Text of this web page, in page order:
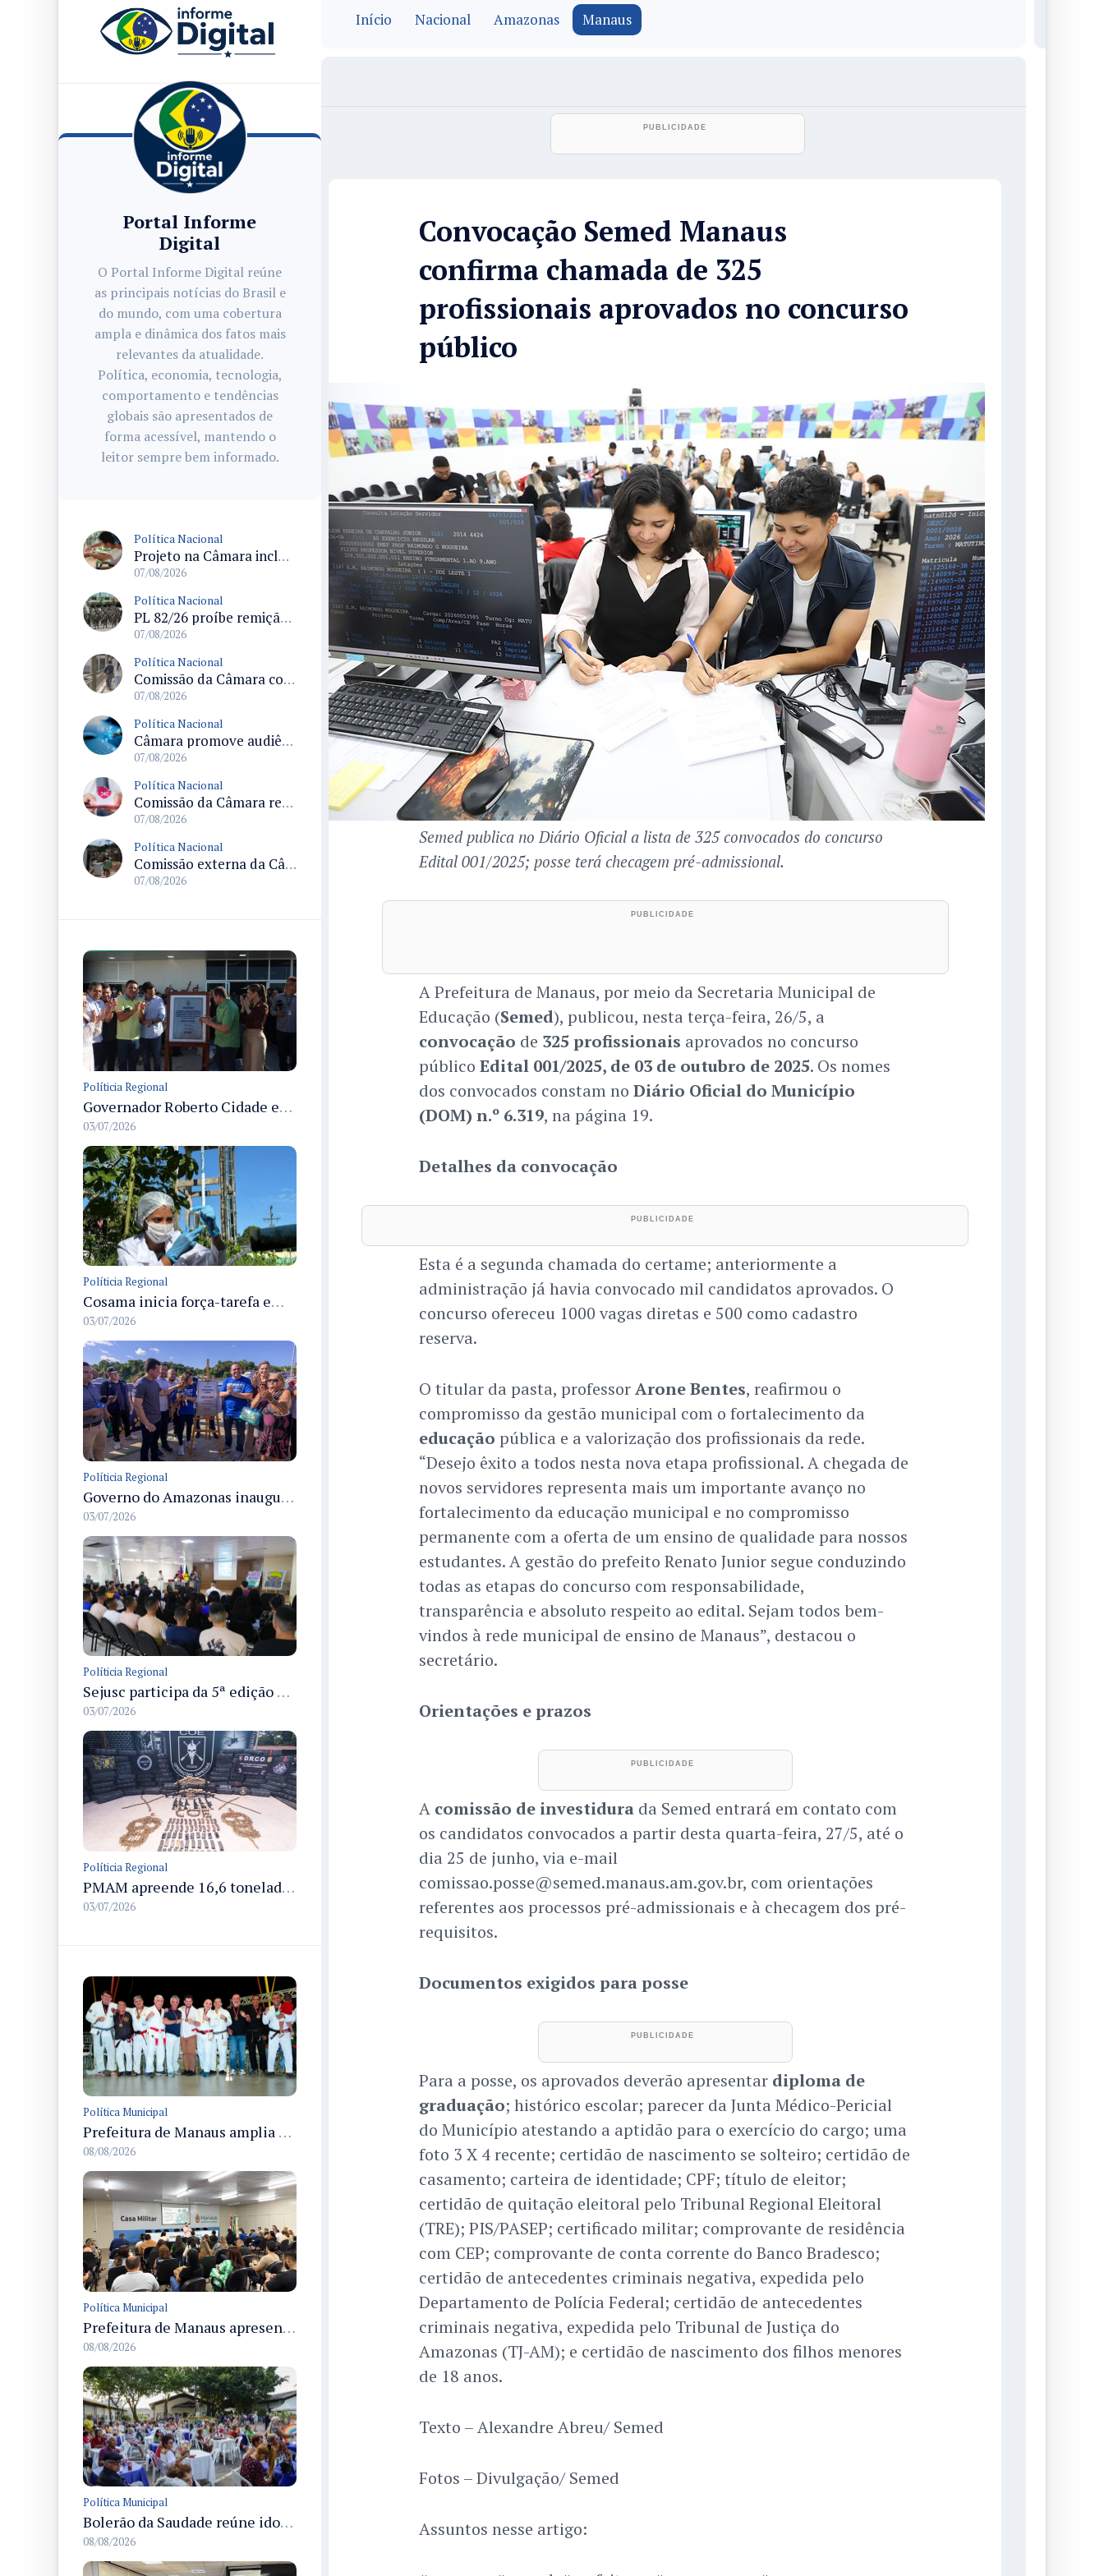
Portal Informe
Digital
O Portal Informe Digital reúne
as principais notícias do Brasil e
do mundo, com uma cobertura
ampla e dinâmica dos fatos mais
relevantes da atualidade.
Política, economia, tecnologia,
comportamento e tendências
globais são apresentados de
forma acessível, mantendo o
leitor sempre bem informado.
Política Nacional
Projeto na Câmara inclui estudantes com deficiência no regime escolar especial da LDB e estabelece critérios para frequência
07/08/2026
Política Nacional
PL 82/26 proíbe remição de pena por trabalho em funções militares para condenados por crimes contra o Estado Democrático de Direito
07/08/2026
Política Nacional
Comissão da Câmara convoca audiência para discutir misoginia nas escolas e universidades após divulgação de listas misóginas
07/08/2026
Política Nacional
Câmara promove audiência sobre Marco de Fomento à Economia Digital e impactos da inteligência artificial
07/08/2026
Política Nacional
Comissão da Câmara realiza audiência sobre apostas online para medir o tamanho do mercado ilegal
07/08/2026
Política Nacional
Comissão externa da Câmara convoca audiência pública sobre chuvas na Zona da Mata de Minas Gerais e impactos em Juiz de Fora
07/08/2026
Políticia Regional
Governador Roberto Cidade entrega readequação do ambulatório da FCecon e amplia capacidade de atendimento oncológico em Manaus
03/07/2026
Políticia Regional
Cosama inicia força-tarefa em Anamã para fortalecer abastecimento de água e segurança hídrica da população
03/07/2026
Políticia Regional
Governo do Amazonas inaugura primeiro Castramóvel Fluvial para atendimento veterinário às comunidades ribeirinhas e castração gratuita
03/07/2026
Políticia Regional
Sejusc participa da 5ª edição do Caminhos Literários com foco na cultura hip-hop nas unidades socioeducativas
03/07/2026
Políticia Regional
PMAM apreende 16,6 toneladas de entorpecentes e registra aumento nas prisões em flagrante e nas capturas de foragidos no primeiro semestre de 2026
03/07/2026
Política Municipal
Prefeitura de Manaus amplia apoio aos atletas de 100 para 150 beneficiados a partir do próximo ano
08/08/2026
Política Municipal
Prefeitura de Manaus apresenta Plano de Integridade da CGM e qualifica servidores para governança e conformidade no biênio 2027-2028
08/08/2026
Política Municipal
Bolerão da Saudade reúne idosos em Dia dos Pais promovido pela Fundação Dr. Thomas em Manaus
08/08/2026
Início Nacional Amazonas Manaus
Convocação Semed Manaus
confirma chamada de 325
profissionais aprovados no concurso
público
Semed publica no Diário Oficial a lista de 325 convocados do concurso
Edital 001/2025; posse terá checagem pré-admissional.
A Prefeitura de Manaus, por meio da Secretaria Municipal de
Educação (Semed), publicou, nesta terça-feira, 26/5, a
convocação de 325 profissionais aprovados no concurso
público Edital 001/2025, de 03 de outubro de 2025. Os nomes
dos convocados constam no Diário Oficial do Município
(DOM) n.º 6.319, na página 19.
Detalhes da convocação
Esta é a segunda chamada do certame; anteriormente a
administração já havia convocado mil candidatos aprovados. O
concurso ofereceu 1000 vagas diretas e 500 como cadastro
reserva.
O titular da pasta, professorArone Bentes, reafirmou o
compromisso da gestão municipal com o fortalecimento da
educação pública e a valorização dos profissionais da rede.
“Desejo êxito a todos nesta nova etapa profissional. A chegada de
novos servidores representa mais um importante avanço no
fortalecimento da educação municipal e no compromisso
permanente com a oferta de um ensino de qualidade para nossos
estudantes. A gestão do prefeito Renato Junior segue conduzindo
todas as etapas do concurso com responsabilidade,
transparência e absoluto respeito ao edital. Sejam todos bem-
vindos à rede municipal de ensino de Manaus”, destacou o
secretário.
Orientações e prazos
A comissão de investidurada Semed entrará em contato com
os candidatos convocados a partir desta quarta-feira, 27/5, até o
dia 25 de junho, via e-mail
comissao.posse@semed.manaus.am.gov.br, com orientações
referentes aos processos pré-admissionais e à checagem dos pré-
requisitos.
Documentos exigidos para posse
Para a posse, os aprovados deverão apresentar diploma de
graduação; histórico escolar; parecer da Junta Médico-Pericial
do Município atestando a aptidão para o exercício do cargo; uma
foto 3 X 4 recente; certidão de nascimento se solteiro; certidão de
casamento; carteira de identidade; CPF; título de eleitor;
certidão de quitação eleitoral pelo Tribunal Regional Eleitoral
(TRE); PIS/PASEP; certificado militar; comprovante de residência
com CEP; comprovante de conta corrente do Banco Bradesco;
certidão de antecedentes criminais negativa, expedida pelo
Departamento de Polícia Federal; certidão de antecedentes
criminais negativa, expedida pelo Tribunal de Justiça do
Amazonas (TJ-AM); e certidão de nascimento dos filhos menores
de 18 anos.
Texto – Alexandre Abreu/ Semed
Fotos – Divulgação/ Semed
Assuntos nesse artigo: